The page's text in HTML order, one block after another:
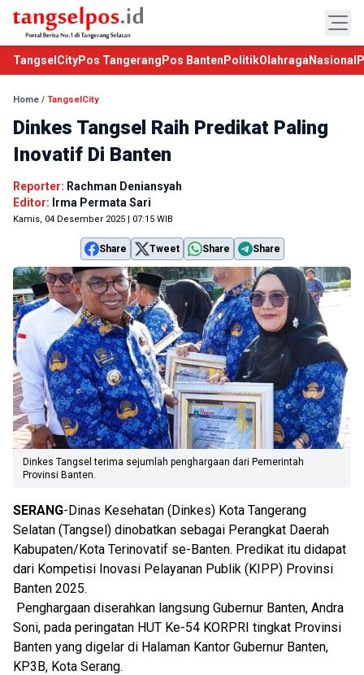
TangselCityPos Tangerang Pos Banten PolitikOlahraga Nasional
Home / TangselCity
Dinkes Tangsel Raih Predikat Paling
Inovatif Di Banten
Reporter: Rachman Deniansyah
Editor: Irma Permata Sari
Kamis, 04 Desember 2025 | 07:15 WIB
Share Tweet Share Share
Dinkes Tangsel terima sejumlah penghargaan dari Pemerintah
Provinsi Banten.
SERANG-Dinas Kesehatan (Dinkes) Kota Tangerang
Selatan (Tangsel) dinobatkan sebagai Perangkat Daerah
Kabupaten/Kota Terinovatif se-Banten. Predikat itu didapat
dari Kompetisi Inovasi Pelayanan Publik (KIPP) Provinsi
Banten 2025.
Penghargaan diserahkan langsung Gubernur Banten, Andra
Soni, pada peringatan HUT Ke-54 KORPRI tingkat Provinsi
Banten yang digelar di Halaman Kantor Gubernur Banten,
KP3B, Kota Serang.